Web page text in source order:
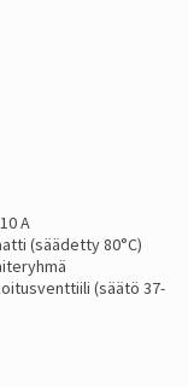
A
(säädetty 80°C)
(säätö 37-